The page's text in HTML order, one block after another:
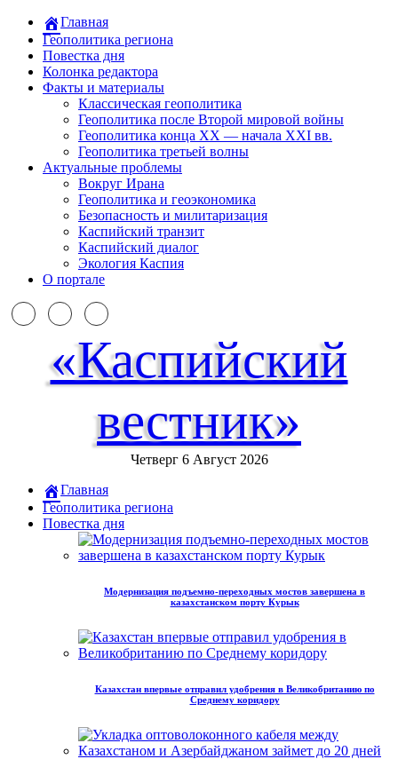
Главная
Геополитика региона
Повестка дня
Колонка редактора
Факты и материалы
Классическая геополитика
Геополитика после Второй мировой войны
Геополитика конца XX — начала XXI вв.
Геополитика третьей волны
Актуальные проблемы
Вокруг Ирана
Геополитика и геоэкономика
Безопасность и милитаризация
Каспийский транзит
Каспийский диалог
Экология Каспия
О портале
«Каспийский
вестник»
Четверг 6 Август 2026
Главная
Геополитика региона
Повестка дня
Модернизация подъемно-переходных мостов завершена в
казахстанском порту Курык
Казахстан впервые отправил удобрения в Великобританию по
Среднему коридору